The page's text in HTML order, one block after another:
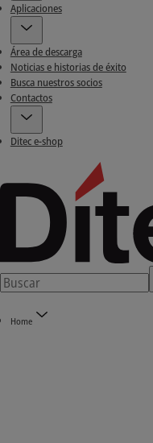
Aplicaciones
Área de descarga
Noticias e historias de éxito
Busca nuestros socios
Contactos
Ditec e-shop
Home